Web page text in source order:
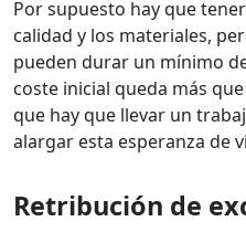
Por supuesto hay que
calidad y los materiales,
pueden durar un mínimo
coste inicial queda más
que hay que llevar un
alargar esta esperanza de
Retribución de